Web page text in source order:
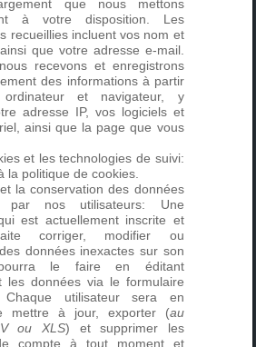
que nous mettons
à votre disposition. Les
recueillies incluent vos nom et
que votre adresse e-mail.
recevons et enregistrons
des informations à partir
et navigateur, y
adresse IP, vos logiciels et
ainsi que la page que vous
et les technologies de suivi:
la politique de cookies
la conservation des données
par nos utilisateurs: Une
est actuellement inscrite et
corriger, modifier ou
données inexactes sur son
le faire en éditant
les données via le formulaire
Chaque utilisateur sera en
mettre à jour, exporter (au
ou XLS) et supprimer les
compte à tout moment et